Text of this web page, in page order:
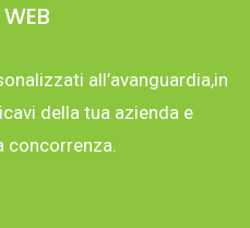
all’avanguardia,in
della tua azienda e
concorrenza.